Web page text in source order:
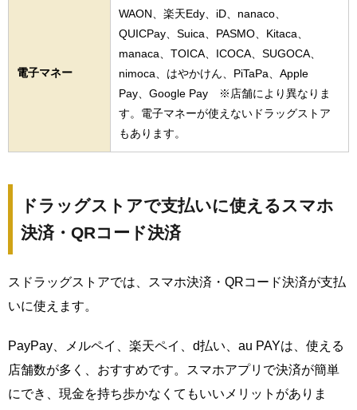
電子マネー
WAON、楽天Edy、iD、nanaco、
QUICPay、Suica、PASMO、Kitaca、
manaca、TOICA、ICOCA、SUGOCA、
nimoca、はやかけん、PiTaPa、Apple
Pay、Google Pay ※店舗により異なりま
す。電子マネーが使えないドラッグストア
もあります。
ドラッグストアで支払いに使えるスマホ
決済・QRコード決済
スドラッグストアでは、スマホ決済・QRコード決済が支払
いに使えます。
PayPay、メルペイ、楽天ペイ、d払い、au PAYは、使える
店舗数が多く、おすすめです。スマホアプリで決済が簡単
にでき、現金を持ち歩かなくてもいいメリットがありま